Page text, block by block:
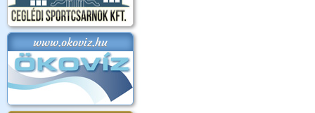
www.okoviz.hu